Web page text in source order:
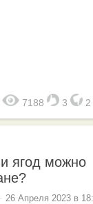
7188 3 2
ягод можно
26 Апреля 2023 в